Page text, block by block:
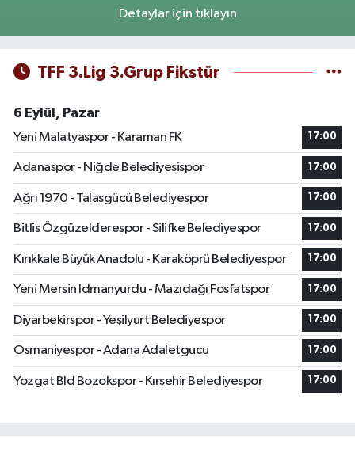
Detaylar için tıklayın
TFF 3.Lig 3.Grup Fikstür
6 Eylül, Pazar
Yeni Malatyaspor - Karaman FK
17:00
Adanaspor - Niğde Belediyesispor 17:00
Ağrı 1970 - Talasgücü Belediyespor 17:00
Bitlis Özgüzelderespor - Silifke Belediyespor 17:00
Kırıkkale Büyük Anadolu - Karaköprü Belediyespor 17:00
Yeni Mersin Idmanyurdu - Mazıdağı Fosfatspor 17:00
Diyarbekirspor - Yeşilyurt Belediyespor 17:00
Osmaniyespor - Adana Adaletgucu 17:00
Yozgat Bld Bozokspor - Kırşehir Belediyespor 17:00